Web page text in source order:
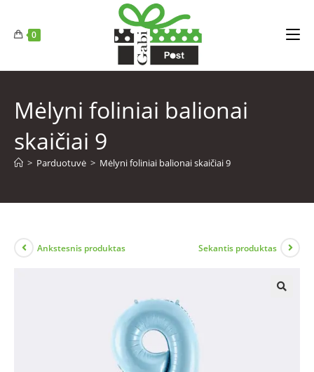
0
Mėlyni foliniai balionai
skaičiai 9
> Parduotuvė > Mėlyni foliniai balionai skaičiai 9
Ankstesnis produktas Sekantis produktas